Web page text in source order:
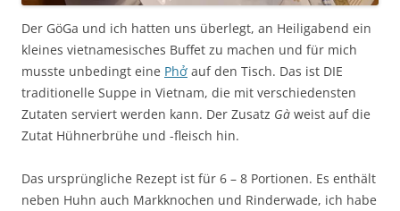
Der GöGa und ich hatten uns überlegt, an Heiligabend ein
kleines vietnamesisches Buffet zu machen und für mich
musste unbedingt eine Phở auf den Tisch. Das ist DIE
traditionelle Suppe in Vietnam, die mit verschiedensten
Zutaten serviert werden kann. Der Zusatz Gà weist auf die
Zutat Hühnerbrühe und -fleisch hin.
Das ursprüngliche Rezept ist für 6 – 8 Portionen. Es enthält
neben Huhn auch Markknochen und Rinderwade, ich habe